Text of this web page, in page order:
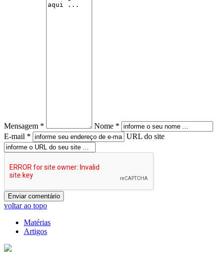
Mensagem *
Nome *
E-mail *
URL do site
voltar ao topo
Matérias
Artigos